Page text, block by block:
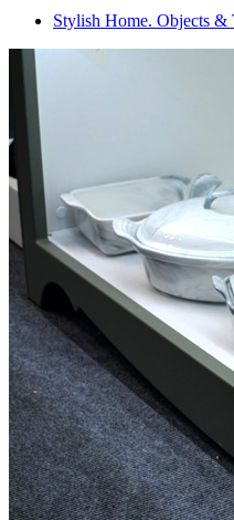
Stylish Home. Objects &